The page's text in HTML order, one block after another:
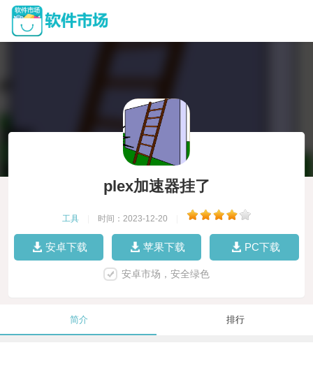
plex加速器挂了
工具 时间：2023-12-20
安卓下载 苹果下载 PC下载
安卓市场，安全绿色
简介 排行